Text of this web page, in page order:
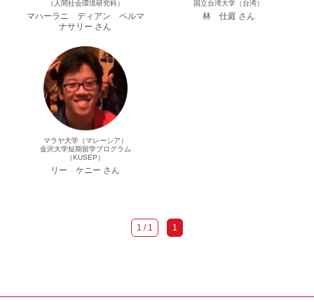
（人間社会環境研究科）
マハーラニ ディアン ペルマ
ナサリー さん
国立台湾大学（台湾）
林 仕庭 さん
マラヤ大学（マレーシア）
金沢大学短期留学プログラム
（KUSEP）
リー ケニー さん
1 / 1 1